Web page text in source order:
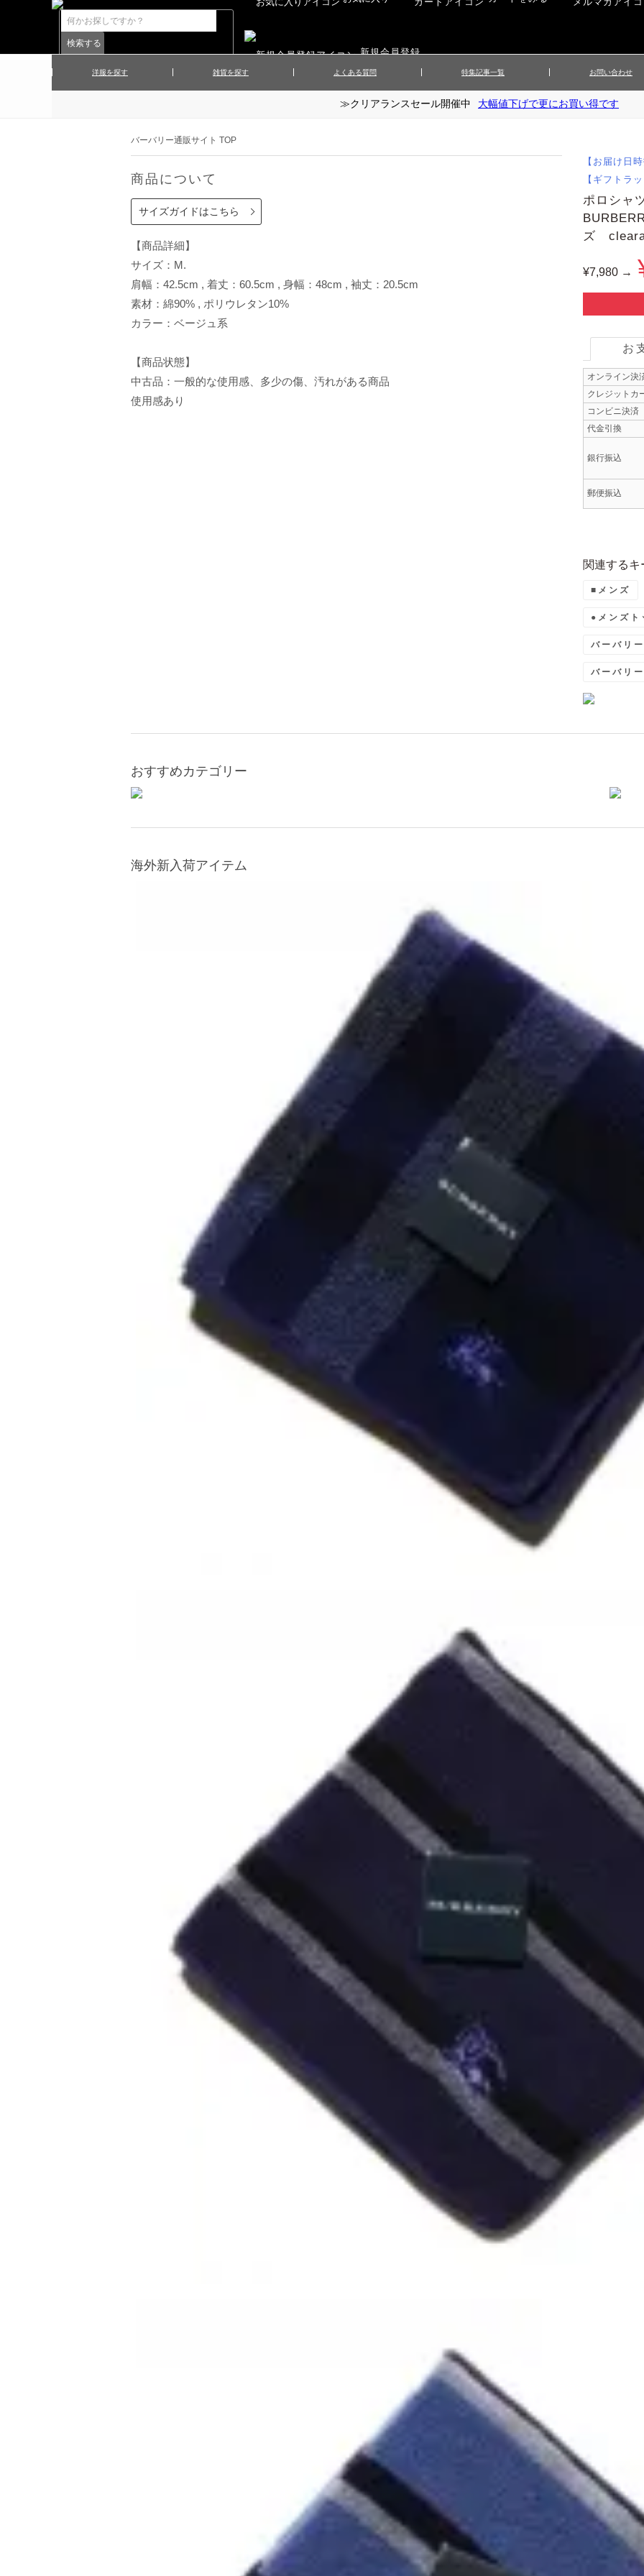
新規会員登録
洋服を探す
▲メンズニット
▲レディースワンピース ▲レディーススカート ▲レディースボトムス
雑貨を探す
▲財布・キーケース
▲アクセサリー
▲マフラー／ストール
▲その他
よくある質問 特集記事一覧 お問い合わせ
≫クリアランスセール開催中 大幅値下げで更にお買い得です
バーバリー通販サイト TOP
商品について
サイズガイドはこちら
【商品詳細】
サイズ：M.
肩幅：42.5cm , 着丈：60.5cm , 身幅：48cm , 袖丈：20.5cm
素材：綿90% , ポリウレタン10%
カラー：ベージュ系
【商品状態】
中古品：一般的な使用感、多少の傷、汚れがある商品
使用感あり
【お届け日
【ギフトラ
ポロシャ
ズ
¥7,980 →
お
オンライン決
クレジットカ
コンビニ決済
代金引換
銀行振込
郵便振込
関連するキ
■メンズ
●メンズト
バーバリ
バーバリ
おすすめカテゴリー
海外新入荷アイテム